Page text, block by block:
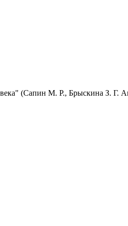
(Сапин М. Р., Брыскина З. Г.